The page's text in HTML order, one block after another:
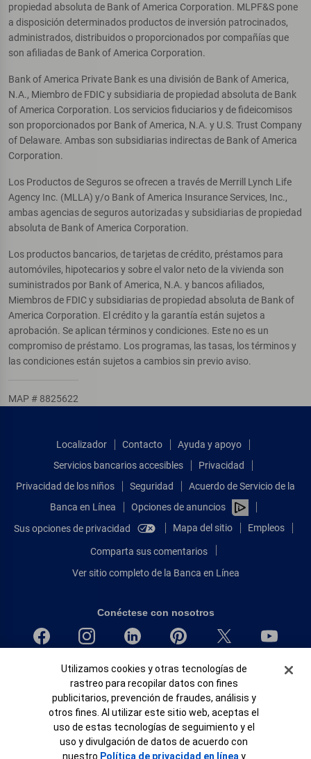
propiedad absoluta de Bank of America Corporation. MLPF&S pone
a disposición determinados productos de inversión patrocinados,
administrados, distribuidos o proporcionados por compañías que
son afiliadas de Bank of America Corporation.
Bank of America Private Bank es una división de Bank of America,
N.A., Miembro de FDIC y subsidiaria de propiedad absoluta de Bank
of America Corporation. Los servicios fiduciarios y de fideicomisos
son proporcionados por Bank of America, N.A. y U.S. Trust Company
of Delaware. Ambas son subsidiarias indirectas de Bank of America
Corporation.
Los Productos de Seguros se ofrecen a través de Merrill Lynch Life
Agency Inc. (MLLA) y/o Bank of America Insurance Services, Inc.,
ambas agencias de seguros autorizadas y subsidiarias de propiedad
absoluta de Bank of America Corporation.
Los productos bancarios, de tarjetas de crédito, préstamos para
automóviles, hipotecarios y sobre el valor neto de la vivienda son
suministrados por Bank of America, N.A. y bancos afiliados,
Miembros de FDIC y subsidiarias de propiedad absoluta de Bank of
America Corporation. El crédito y la garantía están sujetos a
aprobación. Se aplican términos y condiciones. Este no es un
compromiso de préstamo. Los programas, las tasas, los términos y
las condiciones están sujetos a cambios sin previo aviso.
MAP # 8825622
Localizador Contacto
Ayuda y apoyo
Servicios bancarios accesibles
Privacidad
Privacidad de los niños
Seguridad
Acuerdo de Servicio de la
Banca en Línea
Opciones de anuncios
Sus opciones de privacidad
Mapa del sitio Empleos
Comparta sus comentarios
Ver sitio completo de la Banca en Línea
Conéctese con nosotros
Bank of America, N.A. Miembro de FDIC.
Igualdad de oportunidades en préstamos para viviendas
© 2026 Bank of America Corporation.
Todos Los Derechos Reservados.
Patente: patents.bankofamerica.com
Banner de Cookies
Utilizamos cookies y otras tecnologías de
rastreo para recopilar datos con fines
publicitarios, prevención de fraudes, análisis y
otros fines. Al utilizar este sitio web, aceptas el
uso de estas tecnologías de seguimiento y el
uso y divulgación de datos de acuerdo con
nuestro Política de privacidad en línea y